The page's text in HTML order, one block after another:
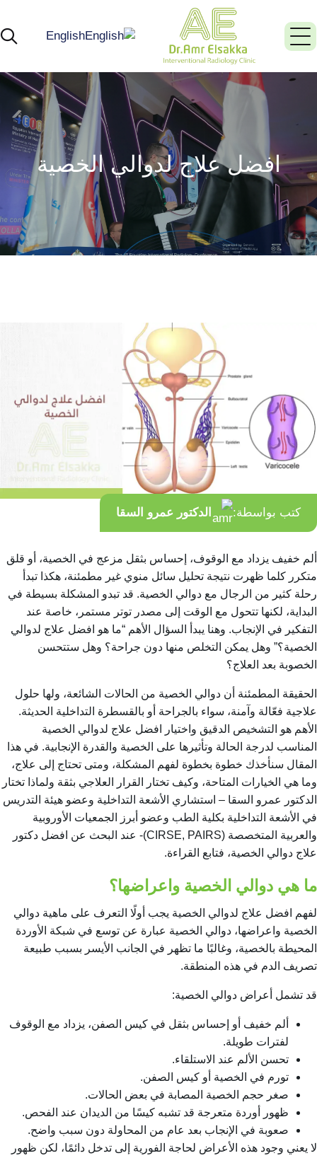
English
افضل علاج لدوالي الخصية
كتب بواسطة: الدكتور عمرو السقا
ألم خفيف يزداد مع الوقوف، إحساس بثقل مزعج في الخصية، أو قلق
متكرر كلما ظهرت نتيجة تحليل سائل منوي غير مطمئنة، هكذا تبدأ
رحلة كثير من الرجال مع دوالي الخصية. قد تبدو المشكلة بسيطة في
البداية، لكنها تتحول مع الوقت إلى مصدر توتر مستمر، خاصة عند
التفكير في الإنجاب. وهنا يبدأ السؤال الأهم “ما هو افضل علاج لدوالي
الخصية؟” وهل يمكن التخلص منها دون جراحة؟ وهل ستتحسن
الخصوبة بعد العلاج؟
الحقيقة المطمئنة أن دوالي الخصية من الحالات الشائعة، ولها حلول
علاجية فعّالة وآمنة، سواء بالجراحة أو بالقسطرة التداخلية الحديثة.
الأهم هو التشخيص الدقيق واختيار افضل علاج لدوالي الخصية
المناسب لدرجة الحالة وتأثيرها على الخصية والقدرة الإنجابية. في هذا
المقال سنأخذك خطوة بخطوة لفهم المشكلة، ومتى تحتاج إلى علاج،
وما هي الخيارات المتاحة، وكيف تختار القرار العلاجي بثقة ولماذا تختار
الدكتور عمرو السقا – استشاري الأشعة التداخلية وعضو هيئة التدريس
في الأشعة التداخلية بكلية الطب وعضو أبرز الجمعيات الأوروبية
والعربية المتخصصة (CIRSE, PAIRS)- عند البحث عن افضل دكتور
علاج دوالي الخصية، فتابع القراءة.
ما هي دوالي الخصية واعراضها؟
لفهم افضل علاج لدوالي الخصية يجب أولًا التعرف على ماهية دوالي
الخصية واعراضها، دوالي الخصية عبارة عن توسع في شبكة الأوردة
المحيطة بالخصية، وغالبًا ما تظهر في الجانب الأيسر بسبب طبيعة
تصريف الدم في هذه المنطقة.
قد تشمل أعراض دوالي الخصية:
ألم خفيف أو إحساس بثقل في كيس الصفن، يزداد مع الوقوف
لفترات طويلة.
تحسن الألم عند الاستلقاء.
تورم في الخصية أو كيس الصفن.
صغر حجم الخصية المصابة في بعض الحالات.
ظهور أوردة متعرجة قد تشبه كيسًا من الديدان عند الفحص.
صعوبة في الإنجاب بعد عام من المحاولة دون سبب واضح.
لا يعني وجود هذه الأعراض لحاجة الفورية إلى تدخل دائمًا، لكن ظهور